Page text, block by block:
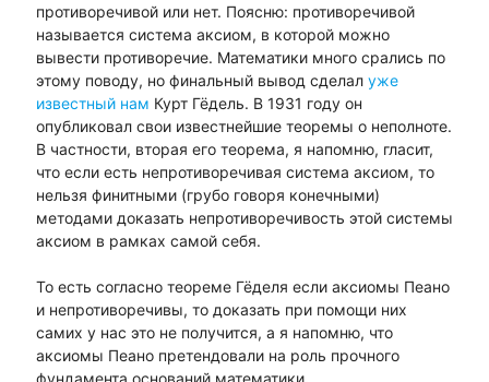
противоречивой или нет. Поясню: противоречивой
называется система аксиом, в которой можно
вывести противоречие. Математики много срались по
этому поводу, но финальный вывод сделал уже
известный нам Курт Гёдель. В 1931 году он
опубликовал свои известнейшие теоремы о неполноте.
В частности, вторая его теорема, я напомню, гласит,
что если есть непротиворечивая система аксиом, то
нельзя финитными (грубо говоря конечными)
методами доказать непротиворечивость этой системы
аксиом в рамках самой себя.
То есть согласно теореме Гёделя если аксиомы Пеано
и непротиворечивы, то доказать при помощи них
самих у нас это не получится, а я напомню, что
аксиомы Пеано претендовали на роль прочного
фундамента оснований математики.